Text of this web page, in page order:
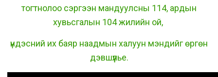
тогтнолоо сэргээн мандуулсны 114, ардын
хувьсгалын 104 жилийн ой,
үндэсний их баяр наадмын халуун мэндийг өргөн
дэвшүүлье.